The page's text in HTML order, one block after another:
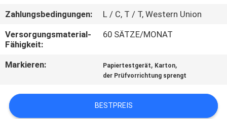
MIT
UNS
NACHRICHTEN
Zahlungsbedingungen:
L / C, T / T, Western Union
Versorgungsmaterial-
Fähigkeit:
60 SÄTZE/MONAT
Markieren: Papiertestgerät, Karton,
der Prüfvorrichtung sprengt
BESTPREIS